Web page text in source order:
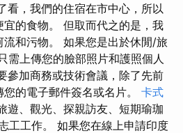
看，我們的住宿在市中心，所以
的食物。 但取而代之的是，我
和污物。 如果您是出於休閒/旅
需上傳您的臉部照片和護照個人
參加商務或技術會議，除了先前
的電子郵件簽名或名片。 卡式
遊、觀光、探親訪友、短期瑜珈
工工作。 如果您在線上申請印度